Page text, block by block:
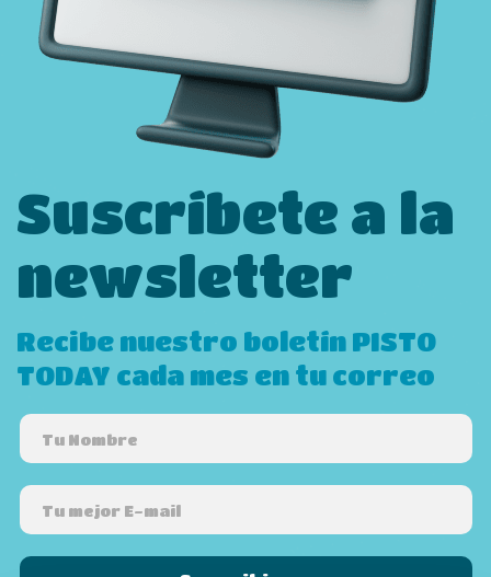
Suscríbete a la
newsletter
Recibe nuestro boletín PISTO
TODAY cada mes en tu correo